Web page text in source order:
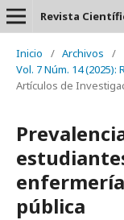
Inicio / Archivos
/
Vol. 7 Núm. 14 (2025):
Artículos de
pública